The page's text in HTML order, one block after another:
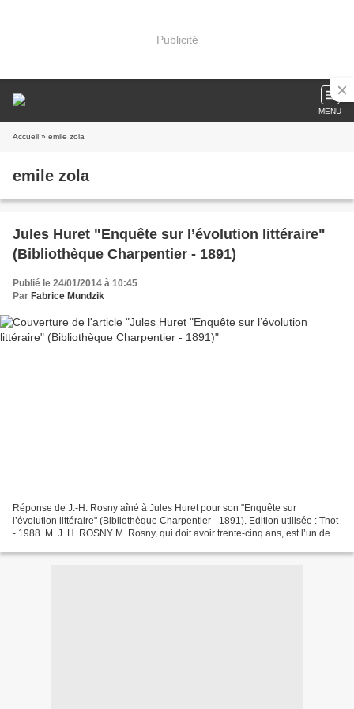
Publicité
MENU
Accueil » emile zola
emile zola
Jules Huret "Enquête sur l’évolution littéraire"
(Bibliothèque Charpentier - 1891)
Publié le 24/01/2014 à 10:45
Par Fabrice Mundzik
Réponse de J.-H. Rosny aîné à Jules Huret pour son "Enquête sur
l’évolution littéraire" (Bibliothèque Charpentier - 1891). Edition utilisée : Thot
- 1988. M. J. H. ROSNY M. Rosny, qui doit avoir trente-cinq ans, est l’un des